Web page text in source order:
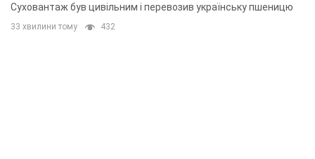
Суховантаж був цивільним і перевозив українську пшеницю
33 хвилини тому 432